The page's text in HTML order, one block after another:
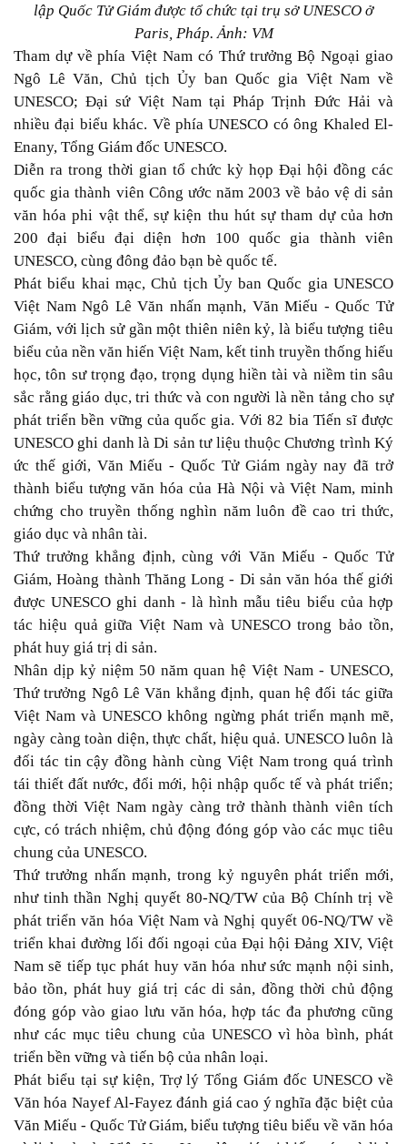
lập Quốc Tử Giám được tổ chức tại trụ sở UNESCO ở
Paris, Pháp. Ảnh: VM
Tham dự về phía Việt Nam có Thứ trưởng Bộ Ngoại giao
Ngô Lê Văn, Chủ tịch Ủy ban Quốc gia Việt Nam về
UNESCO; Đại sứ Việt Nam tại Pháp Trịnh Đức Hải và
nhiều đại biểu khác. Về phía UNESCO có ông Khaled El-
Enany, Tổng Giám đốc UNESCO.
Diễn ra trong thời gian tổ chức kỳ họp Đại hội đồng các
quốc gia thành viên Công ước năm 2003 về bảo vệ di sản
văn hóa phi vật thể, sự kiện thu hút sự tham dự của hơn
200 đại biểu đại diện hơn 100 quốc gia thành viên
UNESCO, cùng đông đảo bạn bè quốc tế.
Phát biểu khai mạc, Chủ tịch Ủy ban Quốc gia UNESCO
Việt Nam Ngô Lê Văn nhấn mạnh, Văn Miếu - Quốc Tử
Giám, với lịch sử gần một thiên niên kỷ, là biểu tượng tiêu
biểu của nền văn hiến Việt Nam, kết tinh truyền thống hiếu
học, tôn sư trọng đạo, trọng dụng hiền tài và niềm tin sâu
sắc rằng giáo dục, tri thức và con người là nền tảng cho sự
phát triển bền vững của quốc gia. Với 82 bia Tiến sĩ được
UNESCO ghi danh là Di sản tư liệu thuộc Chương trình Ký
ức thế giới, Văn Miếu - Quốc Tử Giám ngày nay đã trở
thành biểu tượng văn hóa của Hà Nội và Việt Nam, minh
chứng cho truyền thống nghìn năm luôn đề cao tri thức,
giáo dục và nhân tài.
Thứ trưởng khẳng định, cùng với Văn Miếu - Quốc Tử
Giám, Hoàng thành Thăng Long - Di sản văn hóa thế giới
được UNESCO ghi danh - là hình mẫu tiêu biểu của hợp
tác hiệu quả giữa Việt Nam và UNESCO trong bảo tồn,
phát huy giá trị di sản.
Nhân dịp kỷ niệm 50 năm quan hệ Việt Nam - UNESCO,
Thứ trưởng Ngô Lê Văn khẳng định, quan hệ đối tác giữa
Việt Nam và UNESCO không ngừng phát triển mạnh mẽ,
ngày càng toàn diện, thực chất, hiệu quả. UNESCO luôn là
đối tác tin cậy đồng hành cùng Việt Nam trong quá trình
tái thiết đất nước, đổi mới, hội nhập quốc tế và phát triển;
đồng thời Việt Nam ngày càng trở thành thành viên tích
cực, có trách nhiệm, chủ động đóng góp vào các mục tiêu
chung của UNESCO.
Thứ trưởng nhấn mạnh, trong kỷ nguyên phát triển mới,
như tinh thần Nghị quyết 80-NQ/TW của Bộ Chính trị về
phát triển văn hóa Việt Nam và Nghị quyết 06-NQ/TW về
triển khai đường lối đối ngoại của Đại hội Đảng XIV, Việt
Nam sẽ tiếp tục phát huy văn hóa như sức mạnh nội sinh,
bảo tồn, phát huy giá trị các di sản, đồng thời chủ động
đóng góp vào giao lưu văn hóa, hợp tác đa phương cũng
như các mục tiêu chung của UNESCO vì hòa bình, phát
triển bền vững và tiến bộ của nhân loại.
Phát biểu tại sự kiện, Trợ lý Tổng Giám đốc UNESCO về
Văn hóa Nayef Al-Fayez đánh giá cao ý nghĩa đặc biệt của
Văn Miếu - Quốc Tử Giám, biểu tượng tiêu biểu về văn hóa